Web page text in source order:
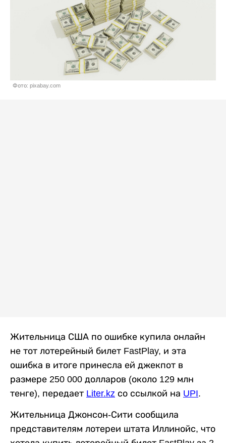
Фото: pixabay.com
Жительница США по ошибке купила онлайн
не тот лотерейный билет FastPlay, и эта
ошибка в итоге принесла ей джекпот в
размере 250 000 долларов (около 129 млн
тенге), передает Liter.kz со ссылкой на UPI.
Жительница Джонсон-Сити сообщила
представителям лотереи штата Иллинойс, что